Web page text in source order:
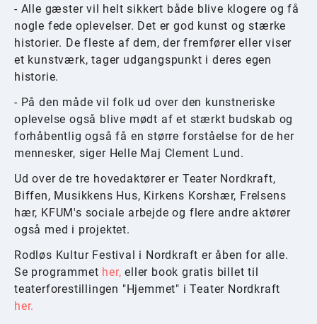
- Alle gæster vil helt sikkert både blive klogere og få
nogle fede oplevelser. Det er god kunst og stærke
historier. De fleste af dem, der fremfører eller viser
et kunstværk, tager udgangspunkt i deres egen
historie.
- På den måde vil folk ud over den kunstneriske
oplevelse også blive mødt af et stærkt budskab og
forhåbentlig også få en større forståelse for de her
mennesker, siger Helle Maj Clement Lund.
Ud over de tre hovedaktører er Teater Nordkraft,
Biffen, Musikkens Hus, Kirkens Korshær, Frelsens
hær, KFUM's sociale arbejde og flere andre aktører
også med i projektet.
Rodløs Kultur Festival i Nordkraft er åben for alle.
Se programmet her, eller book gratis billet til
teaterforestillingen "Hjemmet" i Teater Nordkraft
her.